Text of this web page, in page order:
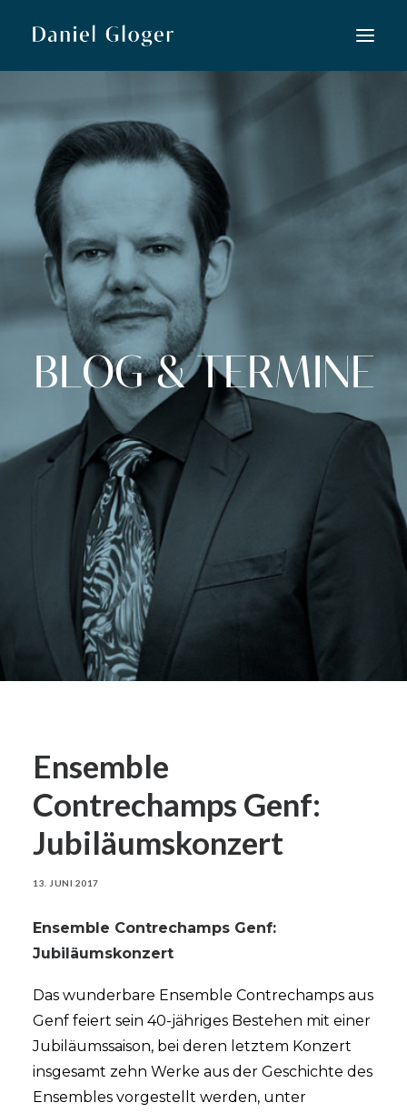
Home
Musiktheater
Lied
Konzert
Neue Musik
Kooperationen
Kurse
BLOG & TERMINE
Ensemble
Contrechamps Genf:
Jubiläumskonzert
13. JUNI 2017
Ensemble Contrechamps Genf:
Jubiläumskonzert
Das wunderbare Ensemble Contrechamps aus
Genf feiert sein 40-jähriges Bestehen mit einer
Jubiläumssaison, bei deren letztem Konzert
insgesamt zehn Werke aus der Geschichte des
Ensembles vorgestellt werden, unter